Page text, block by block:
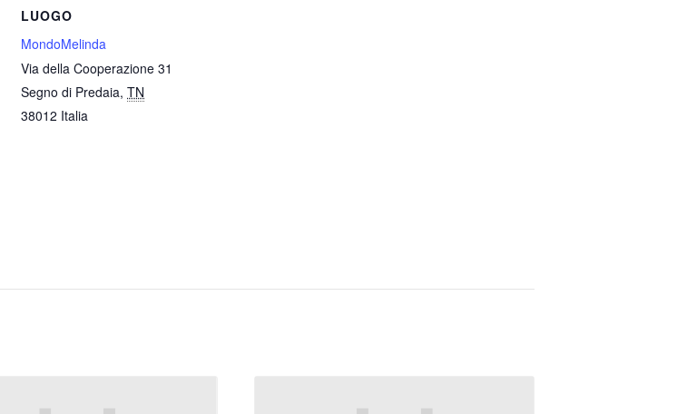
LUOGO
MondoMelinda
Via della Cooperazione 31
Segno di Predaia, TN
38012 Italia